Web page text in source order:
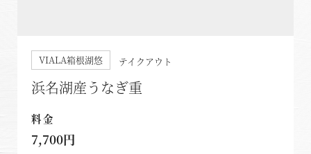
VIALA箱根湖悠 テイクアウト
浜名湖産うなぎ重
料金
7,700円